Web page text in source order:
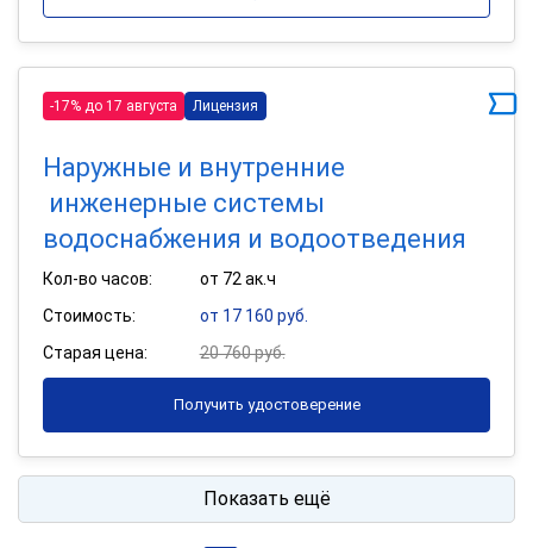
-17% до 17 августа Лицензия
Наружные и внутренние
инженерные системы
водоснабжения и водоотведения
Кол-во часов:
от 72 ак.ч
Стоимость:
от 17 160 руб.
Старая цена:
20 760 руб.
Получить удостоверение
Показать ещё